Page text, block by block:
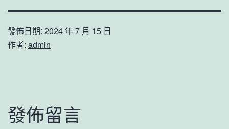
發佈日期: 2024 年 7 月 15 日
作者: admin
發佈留言